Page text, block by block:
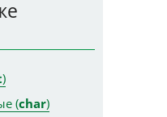
)
(char)